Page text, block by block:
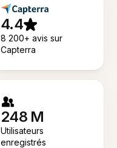
4.4
8 200+ avis sur
Capterra
248 M
Utilisateurs
enregistrés